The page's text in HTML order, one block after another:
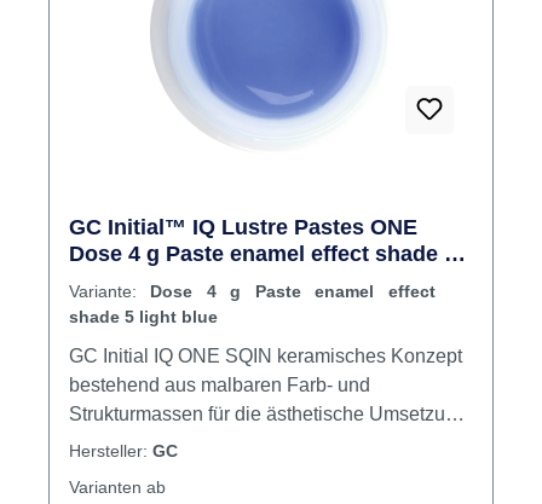
GC Initial™ IQ Lustre Pastes ONE
Dose 4 g Paste enamel effect shade 5
light blue
Variante: Dose 4 g Paste enamel effect
shade 5 light blue
GC Initial IQ ONE SQIN keramisches Konzept
bestehend aus malbaren Farb- und
Strukturmassen für die ästhetische Umsetzung
von monolithischen und vestibulär reduzierten
Hersteller: GC
Varianten ab